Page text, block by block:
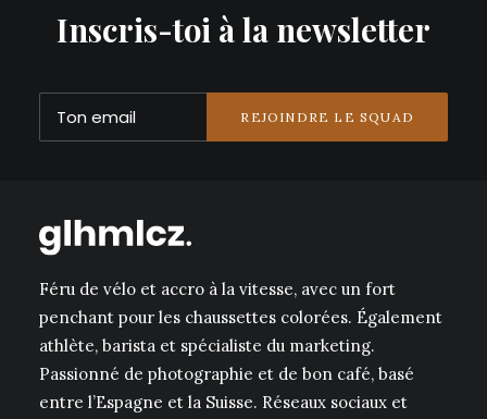
Inscris-toi à la newsletter
Féru de vélo et accro à la vitesse, avec un fort
penchant pour les chaussettes colorées. Également
athlète, barista et spécialiste du marketing.
Passionné de photographie et de bon café, basé
entre l’Espagne et la Suisse. Réseaux sociaux et